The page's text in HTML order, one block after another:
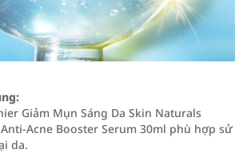
Giảm Mụn Sáng Da Skin Naturals
Acne Booster Serum 30ml phù hợp sử
da.